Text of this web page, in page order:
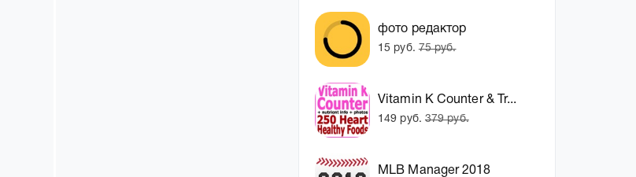
фото редактор
15 руб. 75 руб.
Vitamin K Counter & Tr...
149 руб. 379 руб.
MLB Manager 2018